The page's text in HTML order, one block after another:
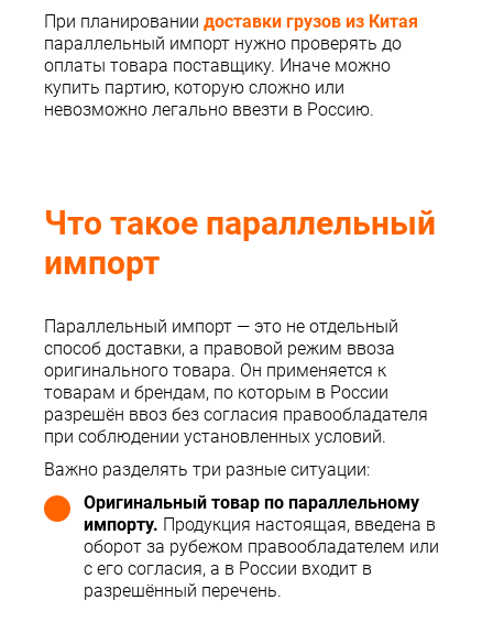
При планировании доставки грузов из Китая
параллельный импорт нужно проверять до
оплаты товара поставщику. Иначе можно
купить партию, которую сложно или
невозможно легально ввезти в Россию.
Что такое параллельный
импорт
Параллельный импорт — это не отдельный
способ доставки, а правовой режим ввоза
оригинального товара. Он применяется к
товарам и брендам, по которым в России
разрешён ввоз без согласия правообладателя
при соблюдении установленных условий.
Важно разделять три разные ситуации:
Оригинальный товар по параллельному
импорту. Продукция настоящая, введена в
оборот за рубежом правообладателем или
с его согласия, а в России входит в
разрешённый перечень.